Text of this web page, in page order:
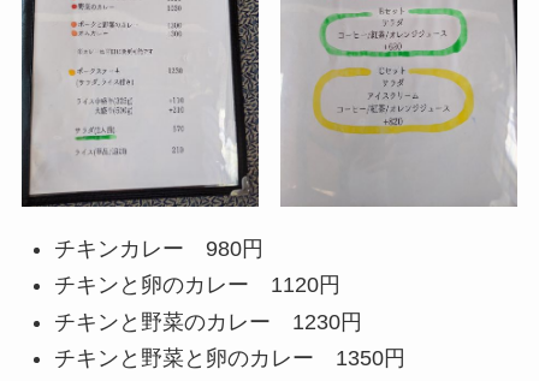
チキンカレー 980円
チキンと卵のカレー 1120円
チキンと野菜のカレー 1230円
チキンと野菜と卵のカレー 1350円